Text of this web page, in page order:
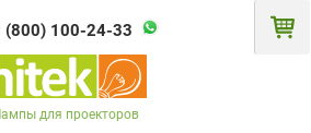
(800) 100-24-33
для проекторов